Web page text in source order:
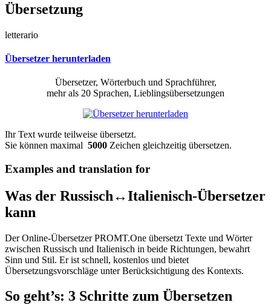
Übersetzung
letterario
Übersetzer herunterladen
Übersetzer, Wörterbuch und Sprachführer,
mehr als 20 Sprachen, Lieblingsübersetzungen
Ihr Text wurde teilweise übersetzt.
Sie können maximal 5000 Zeichen gleichzeitig übersetzen.
Examples and translation for
Was der Russisch↔Italienisch-Übersetzer
kann
Der Online-Übersetzer PROMT.One übersetzt Texte und Wörter
zwischen Russisch und Italienisch in beide Richtungen, bewahrt
Sinn und Stil. Er ist schnell, kostenlos und bietet
Übersetzungsvorschläge unter Berücksichtigung des Kontexts.
So geht’s: 3 Schritte zum Übersetzen